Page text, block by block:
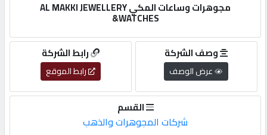
التسجيل
English
مجوهرات وساعات المكي AL MAKKI JEWELLERY
&WATCHES
رابط الشركة
رابط الموقع
وصف الشركة
عرض الوصف
القسم
شركات المجوهرات والذهب